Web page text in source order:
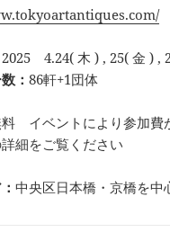
2025 4.24( 木 ) , 25( 金 ) ,
：86軒+1団体
イベントにより参加費
細をご覧ください
中央区日本橋・京橋を中